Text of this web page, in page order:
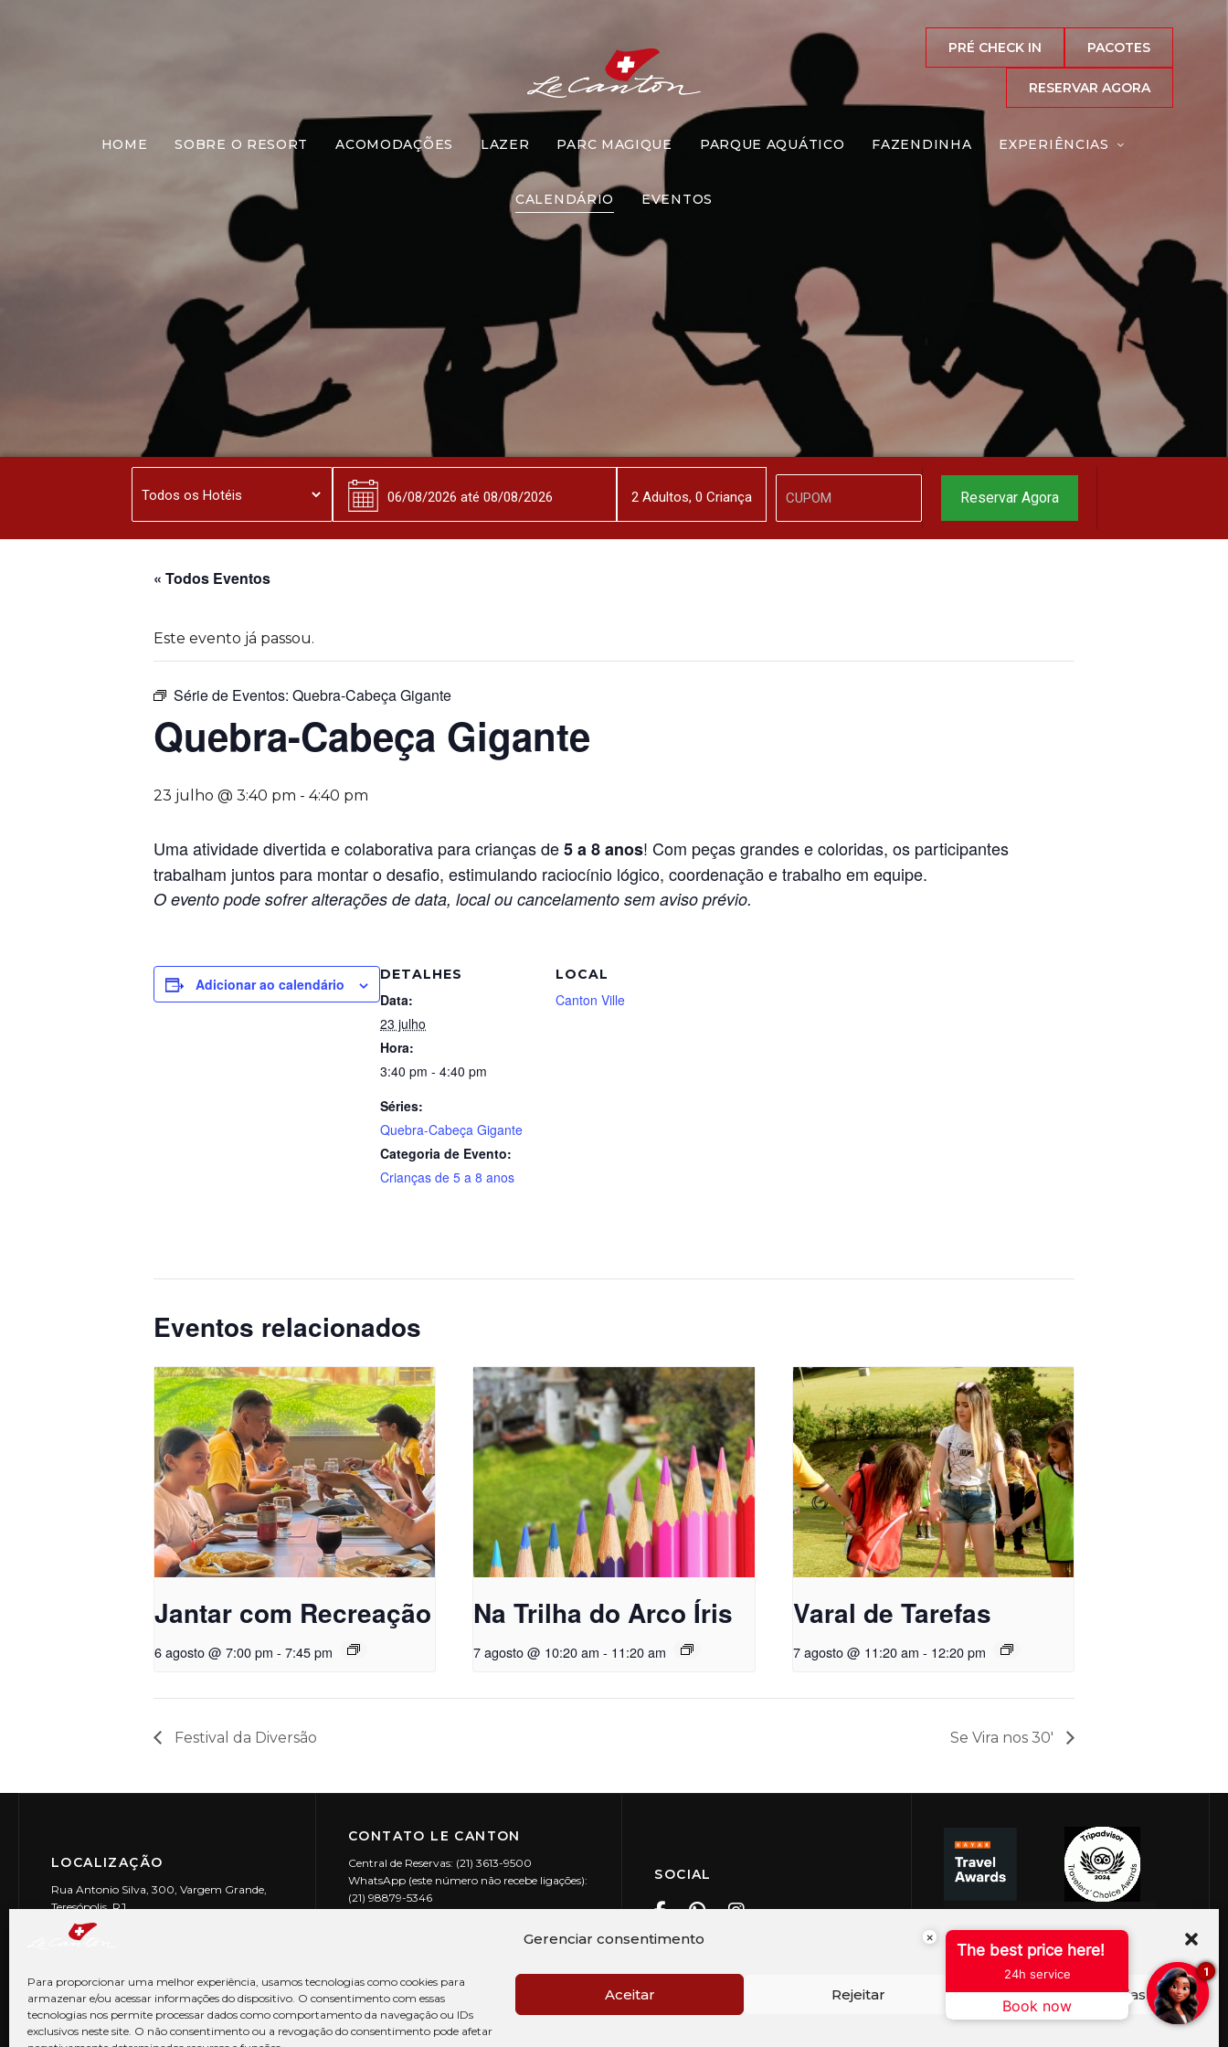
Gerenciar consentimento
Para proporcionar uma melhor experiência, usamos tecnologias como cookies para
armazenar e/ou acessar informações do dispositivo. O consentimento com essas
tecnologias nos permite processar dados como comportamento da navegação ou IDs
exclusivos neste site. O não consentimento ou a revogação do consentimento pode afetar
Aceitar Rejeitar Ver preferências
PRÉ CHECK IN PACOTES
RESERVAR AGORA
HOME SOBRE O RESORT ACOMODAÇÕES LAZER PARC MAGIQUE PARQUE AQUÁTICO FAZENDINHA EXPERIÊNCIAS
CALENDÁRIO EVENTOS
Quebra-Cabeça Gigante
« Todos Eventos
Este evento já passou.
Série de Eventos: Quebra-Cabeça Gigante
Quebra-Cabeça Gigante
23 julho @ 3:40 pm - 4:40 pm
Uma atividade divertida e colaborativa para crianças de5 a 8 anos! Com peças grandes e coloridas, os participantes
trabalham juntos para montar o desafio, estimulando raciocínio lógico, coordenação e trabalho em equipe.
O evento pode sofrer alterações de data, local ou cancelamento sem aviso prévio.
Adicionar ao calendário
DETALHES
Data:
23 julho
Hora:
3:40 pm - 4:40 pm
Séries:
Quebra-Cabeça Gigante
Categoria de Evento:
Crianças de 5 a 8 anos
LOCAL
Canton Ville
Eventos relacionados
Jantar com Recreação
6 agosto @ 7:00 pm - 7:45 pm
Na Trilha do Arco Íris
7 agosto @ 10:20 am - 11:20 am
Varal de Tarefas
7 agosto @ 11:20 am - 12:20 pm
Festival da Diversão Se Vira nos 30′
LOCALIZAÇÃO
Rua Antonio Silva, 300, Vargem Grande,
Teresópolis, RJ
CEP: 25990-150
CONTATO LE CANTON
Central de Reservas: (21) 3613-9500
WhatsApp (este número não recebe ligações):
(21) 98879-5346
SOCIAL
2Adultos, 0 Criança Reservar Agora
×
The best price here!
24h service
Book now
1